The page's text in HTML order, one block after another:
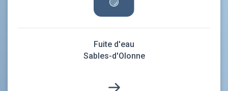
Fuite d'eau
Sables-d'Olonne